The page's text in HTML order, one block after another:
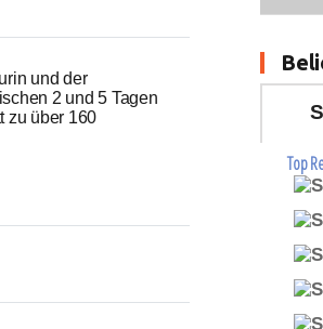
und der
2 und 5 Tagen
zu über 160
Top